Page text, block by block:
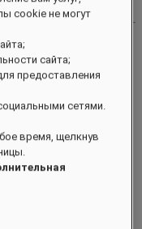
cookie не могут
сайта;
предоставления
сетями.
время, щелкнув